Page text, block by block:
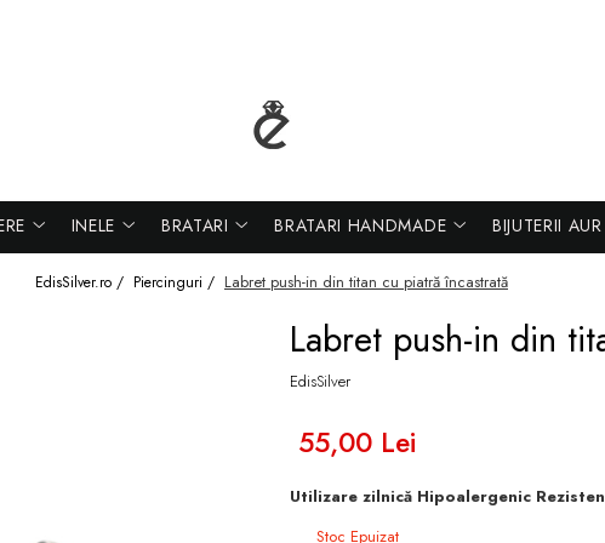
INELE BRATARI BRATARI HANDMADE BIJUTERII
EdisSilver.ro / Piercinguri / Labret push-in din titan cu piatră încastrată
Labret push-in din
EdisSilver
55,00 Lei
Utilizare zilnică Hipoalergenic
Stoc Epuizat